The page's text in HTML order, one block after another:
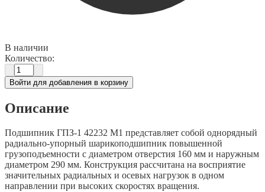
В наличии
Количество:
Войти для добавления в корзину
Описание
Подшипник ГПЗ-1 42232 М1 представляет собой однорядный
радиально-упорный шарикоподшипник повышенной
грузоподъемности с диаметром отверстия 160 мм и наружным
диаметром 290 мм. Конструкция рассчитана на восприятие
значительных радиальных и осевых нагрузок в одном
направлении при высоких скоростях вращения.